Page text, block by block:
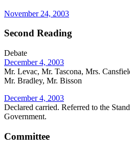
November 24, 2003
Second Reading
Debate
December 4, 2003
Mr. Levac, Mr. Tascona, Mrs.
Mr. Bradley, Mr. Bisson
December 4, 2003
Declared carried. Referred to the
Government.
Committee